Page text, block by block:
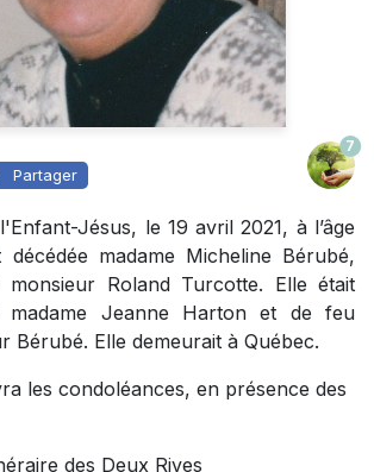
Partager
7
Jésus, le 19 avril 2021, à l’âge
madame Micheline Bérubé,
Roland Turcotte. Elle était
Jeanne Harton et de feu
Bérubé. Elle demeurait à Québec.
les condoléances, en présence des
des Deux Rives